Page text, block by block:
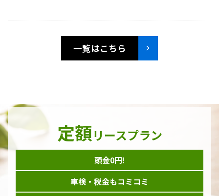
一覧はこちら
定額リースプラン
頭金0円!
車検・税金もコミコミ